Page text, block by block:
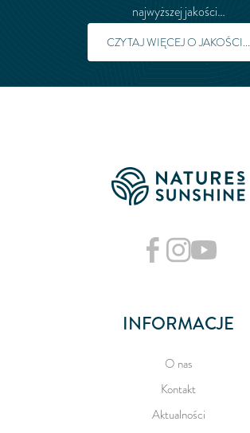
najwyższej jakości…
CZYTAJ WIĘCEJ O JAKOŚCI...
INFORMACJE
O nas
Kontakt
Aktualności